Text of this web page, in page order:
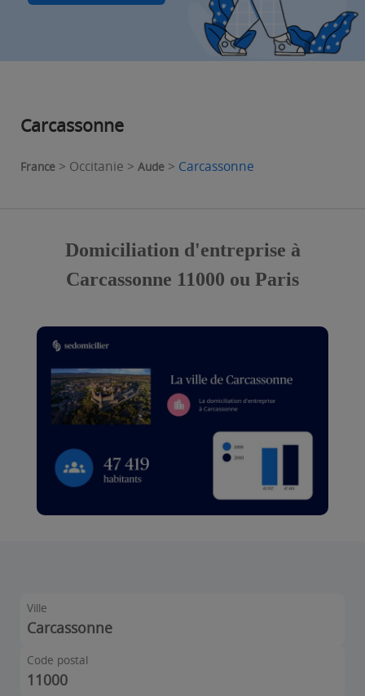
Carcassonne
France > Occitanie > Aude > Carcassonne
Domiciliation d'entreprise à
Carcassonne 11000 ou Paris
Ville
Carcassonne
Code postal
11000